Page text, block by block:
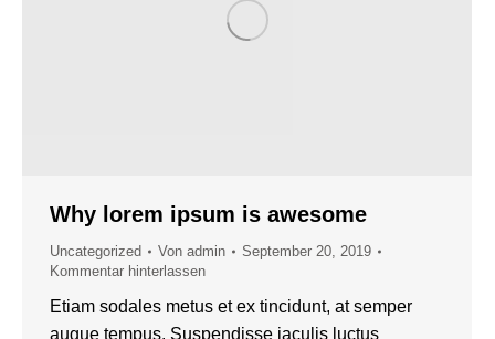
Why lorem ipsum is awesome
Uncategorized Von admin
September 20, 2019
Kommentar hinterlassen
Etiam sodales metus et ex tincidunt, at semper
augue tempus. Suspendisse iaculis luctus